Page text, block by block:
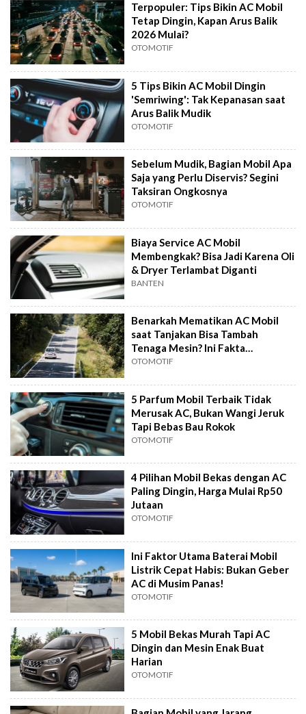
Terpopuler: Tips Bikin AC Mobil
Tetap Dingin, Kapan Arus Balik
2026 Mulai?
OTOMOTIF
5 Tips Bikin AC Mobil Dingin
'Semriwing': Tak Kepanasan saat
Arus Balik Mudik
OTOMOTIF
Sebelum Mudik, Bagian Mobil Apa
Saja yang Perlu Diservis? Segini
Taksiran Ongkosnya
OTOMOTIF
Biaya Service AC Mobil
Membengkak? Bisa Jadi Karena Oli
& Dryer Terlambat Diganti
BANTEN
Benarkah Mematikan AC Mobil
saat Tanjakan Bisa Tambah
Tenaga Mesin? Ini Fakta
Teknisnya!
OTOMOTIF
5 Parfum Mobil Terbaik Tidak
Merusak AC, Bukan Wangi Jeruk
Tapi Bebas Bau Rokok
OTOMOTIF
4 Pilihan Mobil Bekas dengan AC
Paling Dingin, Harga Mulai Rp50
Jutaan
OTOMOTIF
Ini Faktor Utama Baterai Mobil
Listrik Cepat Habis: Bukan Geber
AC di Musim Panas!
OTOMOTIF
5 Mobil Bekas Murah Tapi AC
Dingin dan Mesin Enak Buat
Harian
OTOMOTIF